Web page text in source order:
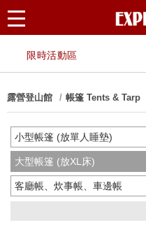
限時活動區
露營登山館 帳篷 Tents & Tarp
小型帳篷 (放單人睡墊)
大型帳篷 (放XL床)
客廳帳、炊事帳、車邊帳